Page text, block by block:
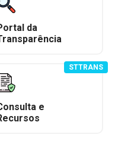
da
e
STTRANS